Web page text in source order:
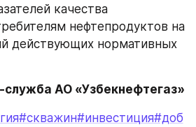
качества
нефтепродуктов на
действующих нормативных
служба АО «Узбекнефтегаз»
#скважин#инвестиция#доб